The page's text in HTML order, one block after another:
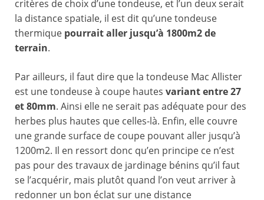
critères de choix d’une tondeuse, et l’un deux serait
la distance spatiale, il est dit qu’une tondeuse
thermique pourrait aller jusqu’à 1800m2 de
terrain.
Par ailleurs, il faut dire que la tondeuse Mac Allister
est une tondeuse à coupe hautes variant entre 27
et 80mm. Ainsi elle ne serait pas adéquate pour des
herbes plus hautes que celles-là. Enfin, elle couvre
une grande surface de coupe pouvant aller jusqu’à
1200m2. Il en ressort donc qu’en principe ce n’est
pas pour des travaux de jardinage bénins qu’il faut
se l’acquérir, mais plutôt quand l’on veut arriver à
redonner un bon éclat sur une distance